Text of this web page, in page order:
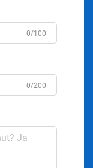
0/100
0/200